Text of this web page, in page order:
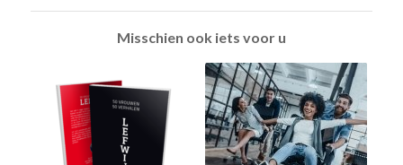
Misschien ook iets voor u